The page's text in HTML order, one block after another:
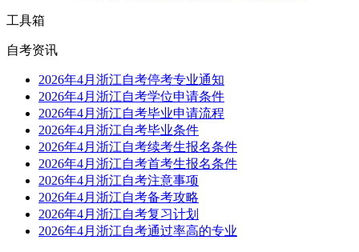
工具箱
自考资讯
2026年4月浙江自考停考专业通知
2026年4月浙江自考学位申请条件
2026年4月浙江自考毕业申请流程
2026年4月浙江自考毕业条件
2026年4月浙江自考续考生报名条件
2026年4月浙江自考首考生报名条件
2026年4月浙江自考注意事项
2026年4月浙江自考备考攻略
2026年4月浙江自考复习计划
2026年4月浙江自考通过率高的专业